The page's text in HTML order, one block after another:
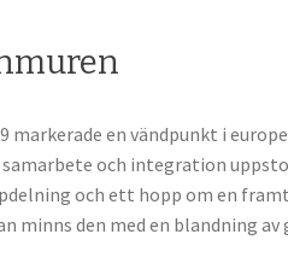
markerade en vändpunkt i
och integration
och ett hopp om en
minns den med en blandning av